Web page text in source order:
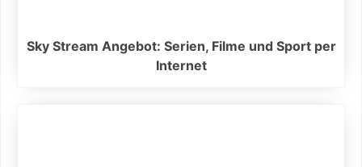
Sky Stream Angebot: Serien, Filme und Sport per
Internet